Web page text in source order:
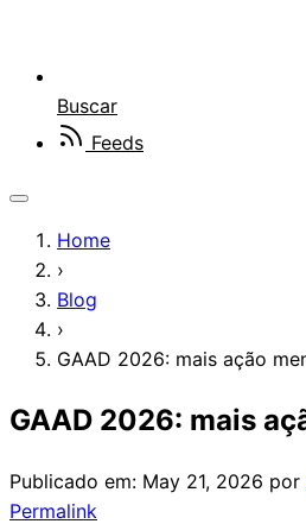
Buscar
Feeds
Home
›
Blog
›
GAAD 2026: mais ação
GAAD 2026: mais
Publicado em: May 21, 2026 por
Permalink